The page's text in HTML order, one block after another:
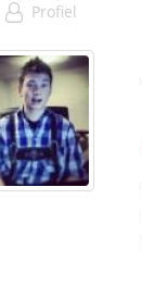
Profiel